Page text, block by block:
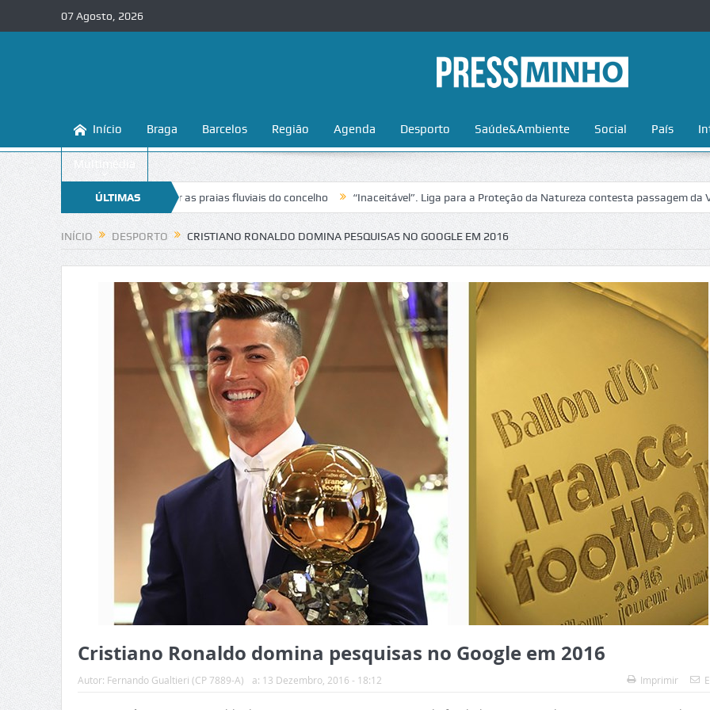
07 Agosto, 2026
Início Braga Barcelos Região Agenda Desporto Saúde&Ambiente Social País
Multimédia
ÚLTIMAS
NOTÍCIAS
a conhecer e proteger as praias fluviais do concelho “Inaceitável”. Liga para a Proteção da Natureza contesta passagem da Volta a
INÍCIO DESPORTO CRISTIANO RONALDO DOMINA PESQUISAS NO GOOGLE EM 2016
Cristiano Ronaldo domina pesquisas no Google em 2016
Autor: Fernando Gualtieri (CP 7889-A) a: 13 Dezembro, 2016 - 18:12 Imprimir